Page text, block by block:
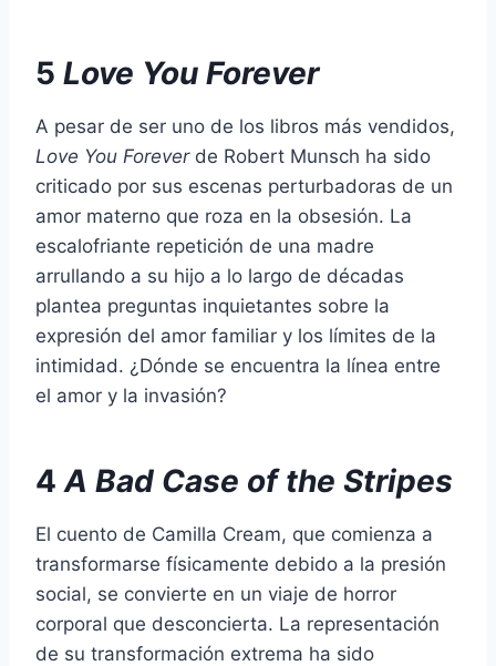
5 Love You Forever
A pesar de ser uno de los libros más vendidos,
Love You Foreverde Robert Munsch ha sido
criticado por sus escenas perturbadoras de un
amor materno que roza en la obsesión. La
escalofriante repetición de una madre
arrullando a su hijo a lo largo de décadas
plantea preguntas inquietantes sobre la
expresión del amor familiar y los límites de la
intimidad. ¿Dónde se encuentra la línea entre
el amor y la invasión?
4 A Bad Case of the Stripes
El cuento de Camilla Cream, que comienza a
transformarse físicamente debido a la presión
social, se convierte en un viaje de horror
corporal que desconcierta. La representación
de su transformación extrema ha sido